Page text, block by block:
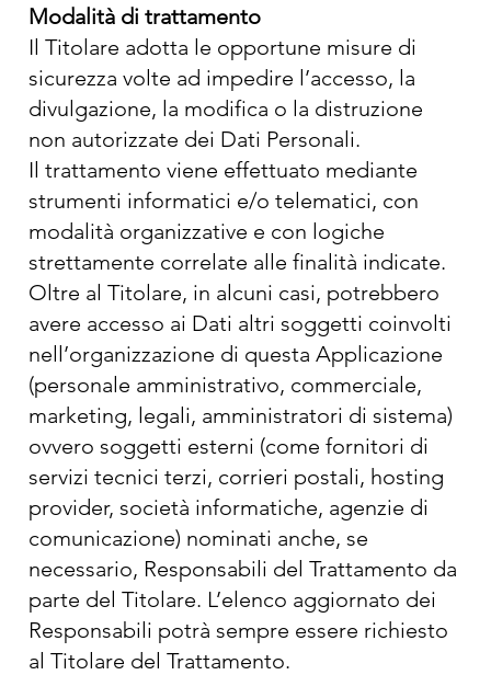
Modalità di trattamento
Il Titolare adotta le opportune misure di
sicurezza volte ad impedire l’accesso, la
divulgazione, la modifica o la distruzione
non autorizzate dei Dati Personali.
Il trattamento viene effettuato mediante
strumenti informatici e/o telematici, con
modalità organizzative e con logiche
strettamente correlate alle finalità indicate.
Oltre al Titolare, in alcuni casi, potrebbero
avere accesso ai Dati altri soggetti coinvolti
nell’organizzazione di questa Applicazione
(personale amministrativo, commerciale,
marketing, legali, amministratori di sistema)
ovvero soggetti esterni (come fornitori di
servizi tecnici terzi, corrieri postali, hosting
provider, società informatiche, agenzie di
comunicazione) nominati anche, se
necessario, Responsabili del Trattamento da
parte del Titolare. L’elenco aggiornato dei
Responsabili potrà sempre essere richiesto
al Titolare del Trattamento.